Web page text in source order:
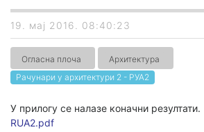
19. мај 2016. 08:40:23
Огласна плоча
Архитектура
Рачунари у архитектури 2 - РУА2
У прилогу се налазе коначни резултати.
RUA2.pdf